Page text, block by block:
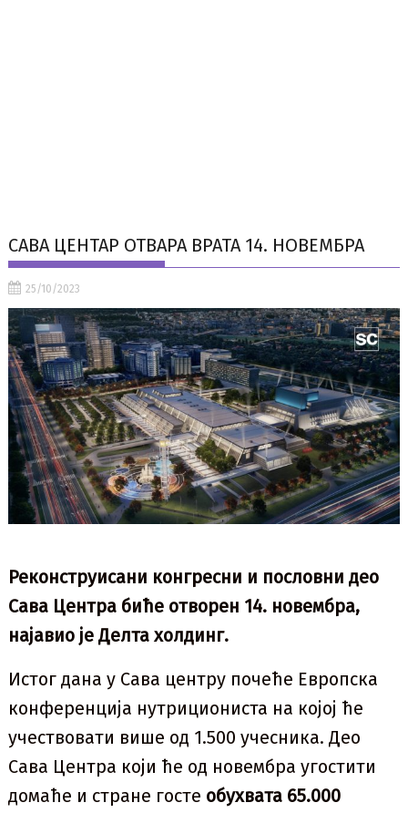
САВА ЦЕНТАР ОТВАРА ВРАТА 14. НОВЕМБРА
25/10/2023
Реконструисани конгресни и пословни део
Сава Центра биће отворен 14. новембра,
најавио је Делта холдинг.
Истог дана у Сава центру почеће Европска
конференција нутрициониста на којој ће
учествовати више од 1.500 учесника. Део
Сава Центра који ће од новембра угостити
домаће и стране госте обухвата 65.000